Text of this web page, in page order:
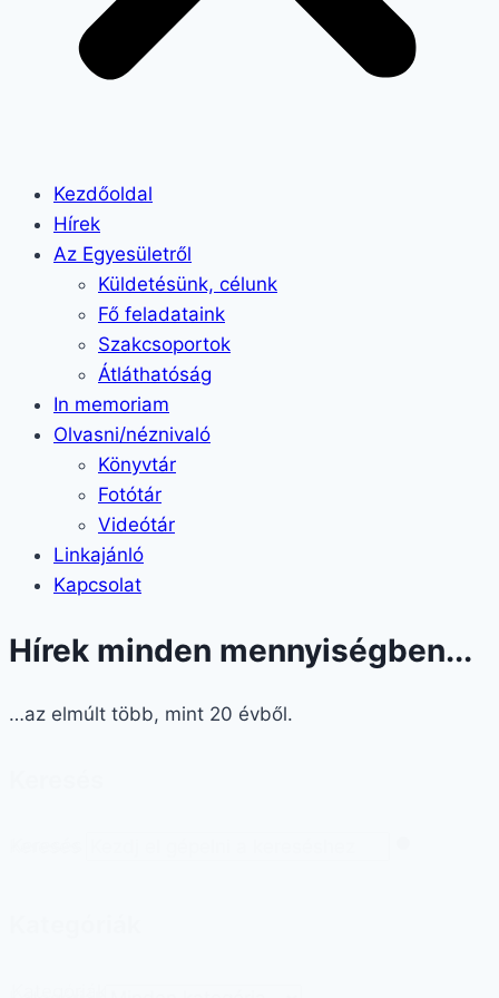
Kezdőoldal
Hírek
Az Egyesületről
Küldetésünk, célunk
Fő feladataink
Szakcsoportok
Átláthatóság
In memoriam
Olvasni/néznivaló
Könyvtár
Fotótár
Videótár
Linkajánló
Kapcsolat
Hírek minden mennyiségben...
…az elmúlt több, mint 20 évből.